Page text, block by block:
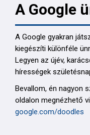
A Google
A Google gyakran
kiegészíti különféle
Legyen az újév,
hírességek
Bevallom, én nagyon
oldalon megnézhető
google.com/doodles